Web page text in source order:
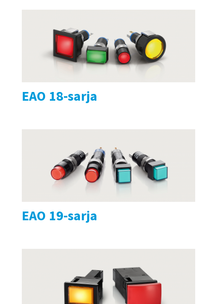
EAO 18-sarja
EAO 19-sarja